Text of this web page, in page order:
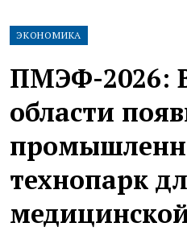
ЭКОНОМИКА
ПМЭФ-2026:
области
технопарк